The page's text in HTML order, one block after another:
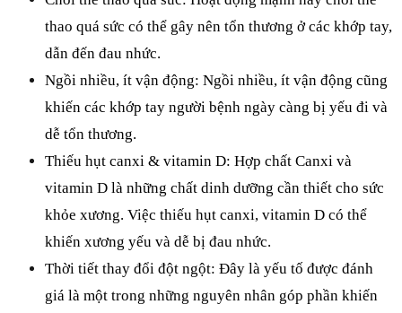
thao quá sức có thể gây nên tổn thương ở các khớp tay,
dẫn đến đau nhức.
Ngồi nhiều, ít vận động: Ngồi nhiều, ít vận động cũng
khiến các khớp tay người bệnh ngày càng bị yếu đi và
dễ tổn thương.
Thiếu hụt canxi & vitamin D: Hợp chất Canxi và
vitamin D là những chất dinh dưỡng cần thiết cho sức
khỏe xương. Việc thiếu hụt canxi, vitamin D có thể
khiến xương yếu và dễ bị đau nhức.
Thời tiết thay đổi đột ngột: Đây là yếu tố được đánh
giá là một trong những nguyên nhân góp phần khiến